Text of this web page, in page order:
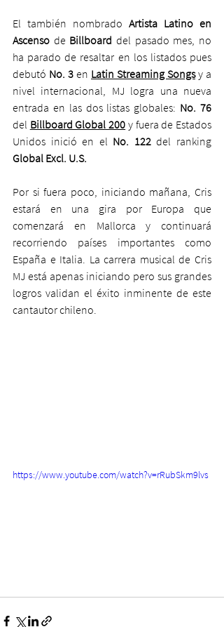
El también nombrado Artista Latino en
Ascenso de Billboard del pasado mes, no
ha parado de resaltar en los listados pues
debutó No. 3 en Latin Streaming Songs y a
nivel internacional, MJ logra una nueva
entrada en las dos listas globales:
del Billboard Global 200 y fuera de Estados
Unidos inició en el No. 122
Global Excl. U.S.
Por si fuera poco, iniciando mañana, Cris
estará en una gira por Europa que
comenzará en Mallorca y continuará
recorriendo países importantes como
España e Italia. La carrera musical de Cris
MJ está apenas iniciando pero sus grandes
logros validan el éxito inminente de este
cantautor chileno.
https://www.youtube.com/watch?v=rRubSkm9lvs